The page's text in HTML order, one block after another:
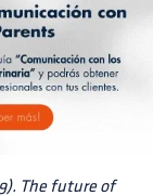
The future of